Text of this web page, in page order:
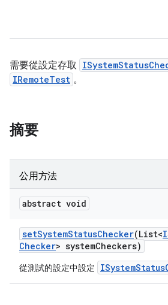
需要從設定存取
IRemoteTest 。
摘要
公用方法
abstract void
setSystemStatusChecker(List<
Checker> systemCheckers)
從測試的設定中設定